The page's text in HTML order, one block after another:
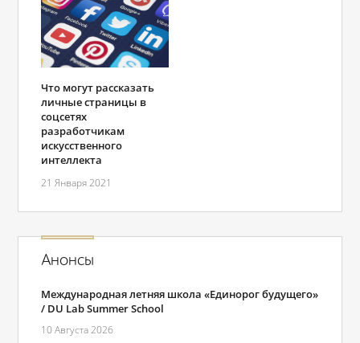
Что могут рассказать
личные страницы в
соцсетях
разработчикам
искусственного
интеллекта
21 Января 2021
Анонсы
Международная летняя школа «Единорог будущего»
/ DU Lab Summer School
10 Августа 2026